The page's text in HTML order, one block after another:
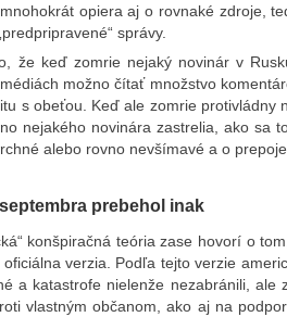
opiera aj o rovnaké zdroje,
správy.
že keď zomrie nejaký novinár v
možno čítať množstvo
s obeťou. Keď ale zomrie protivládny
nejakého novinára zastrelia, ako sa
alebo rovno nevšímavé a o
prebehol inak
konšpiračná teória zase hovorí o
verzia. Podľa tejto verzie
a katastrofe nielenže nezabránili, ale
vlastným občanom, ako aj na